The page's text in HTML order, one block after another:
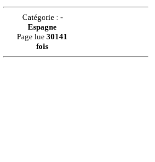
Catégorie : -
Espagne
Page lue30141
fois